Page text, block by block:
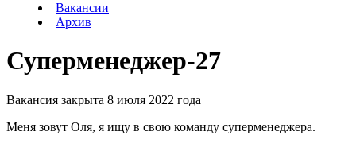
Вакансии
Архив
Суперменеджер-27
Вакансия закрыта 8 июля 2022 года
Меня зовут Оля, я ищу в свою команду суперменеджера.